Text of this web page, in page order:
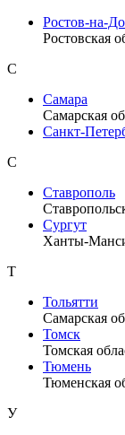
Ростов-на-
Ростовская
С
Самара
Самарская
Санкт-
С
Ставрополь
Сургут
Ханты-
Т
Тольятти
Самарская
Томск
Томская
Тюмень
Тюменская
У